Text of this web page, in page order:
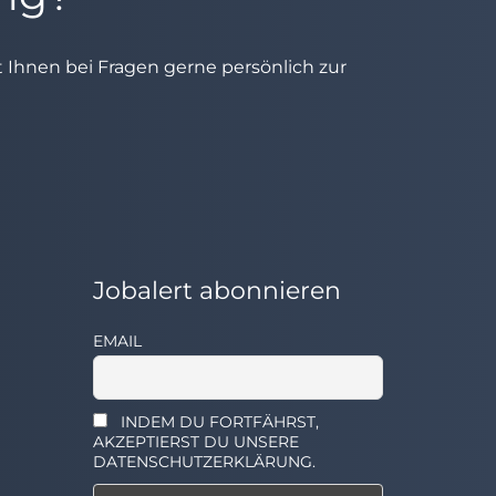
Ihnen bei Fragen gerne persönlich zur
Jobalert abonnieren
EMAIL
INDEM DU FORTFÄHRST,
AKZEPTIERST DU UNSERE
DATENSCHUTZERKLÄRUNG.